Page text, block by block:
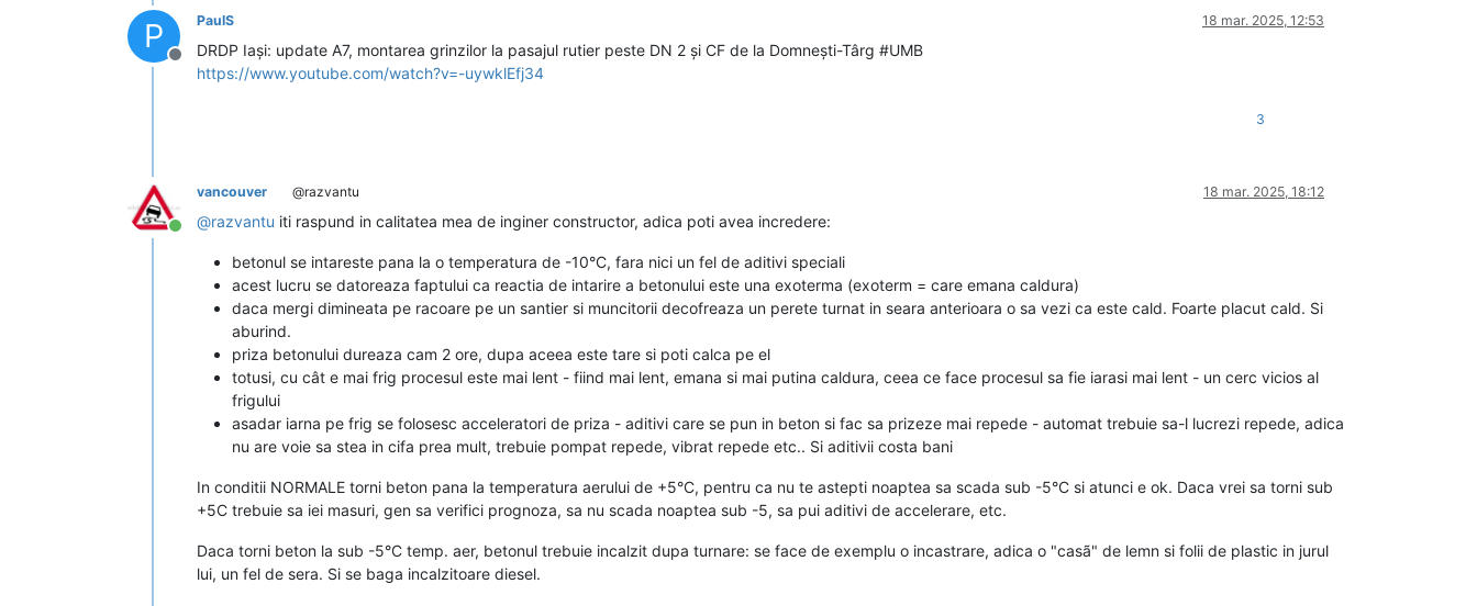
P
Deconectat
PaulS 18 mar. 2025, 12:53
DRDP Iași: update A7, montarea grinzilor la pasajul rutier peste DN 2 și CF de la Domnești-Târg #UMB
https://www.youtube.com/watch?v=-uywklEfj34
3
Conectat
vancouver @razvantu 18 mar. 2025, 18:12
@razvantu iti raspund in calitatea mea de inginer constructor, adica poti avea incredere:
betonul se intareste pana la o temperatura de -10°C, fara nici un fel de aditivi speciali
acest lucru se datoreaza faptului ca reactia de intarire a betonului este una exoterma (exoterm = care emana caldura)
daca mergi dimineata pe racoare pe un santier si muncitorii decofreaza un perete turnat in seara anterioara o sa vezi ca este cald. Foarte placut cald. Si
aburind.
priza betonului dureaza cam 2 ore, dupa aceea este tare si poti calca pe el
totusi, cu cât e mai frig procesul este mai lent - fiind mai lent, emana si mai putina caldura, ceea ce face procesul sa fie iarasi mai lent - un cerc vicios al
frigului
asadar iarna pe frig se folosesc acceleratori de priza - aditivi care se pun in beton si fac sa prizeze mai repede - automat trebuie sa-l lucrezi repede, adica
nu are voie sa stea in cifa prea mult, trebuie pompat repede, vibrat repede etc.. Si aditivii costa bani
In conditii NORMALE torni beton pana la temperatura aerului de +5°C, pentru ca nu te astepti noaptea sa scada sub -5°C si atunci e ok. Daca vrei sa torni sub
+5C trebuie sa iei masuri, gen sa verifici prognoza, sa nu scada noaptea sub -5, sa pui aditivi de accelerare, etc.
Daca torni beton la sub -5°C temp. aer, betonul trebuie incalzit dupa turnare: se face de exemplu o incastrare, adica o "casã" de lemn si folii de plastic in jurul
lui, un fel de sera. Si se baga incalzitoare diesel.